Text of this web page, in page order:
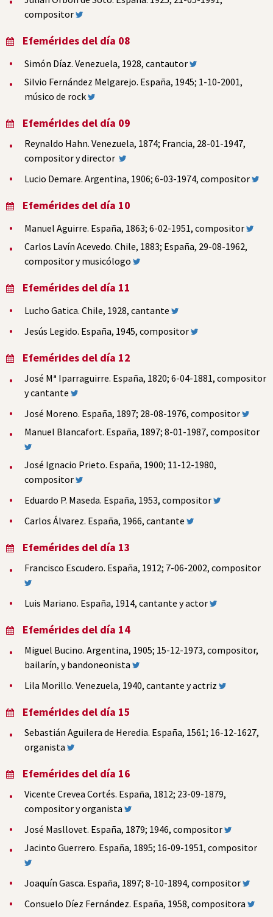
compositor
Efemérides del día 08
Simón Díaz. Venezuela, 1928, cantautor
Silvio Fernández Melgarejo. España, 1945; 1-10-2001,
músico de rock
Efemérides del día 09
Reynaldo Hahn. Venezuela, 1874; Francia, 28-01-1947,
compositor y director
Lucio Demare. Argentina, 1906; 6-03-1974, compositor
Efemérides del día 10
Manuel Aguirre. España, 1863; 6-02-1951, compositor
Carlos Lavín Acevedo. Chile, 1883; España, 29-08-1962,
compositor y musicólogo
Efemérides del día 11
Lucho Gatica. Chile, 1928, cantante
Jesús Legido. España, 1945, compositor
Efemérides del día 12
José Mª Iparraguirre. España, 1820; 6-04-1881, compositor
y cantante
José Moreno. España, 1897; 28-08-1976, compositor
Manuel Blancafort. España, 1897; 8-01-1987, compositor
José Ignacio Prieto. España, 1900; 11-12-1980,
compositor
Eduardo P. Maseda. España, 1953, compositor
Carlos Álvarez. España, 1966, cantante
Efemérides del día 13
Francisco Escudero. España, 1912; 7-06-2002, compositor
Luis Mariano. España, 1914, cantante y actor
Efemérides del día 14
Miguel Bucino. Argentina, 1905; 15-12-1973, compositor,
bailarín, y bandoneonista
Lila Morillo. Venezuela, 1940, cantante y actriz
Efemérides del día 15
Sebastián Aguilera de Heredia. España, 1561; 16-12-1627,
organista
Efemérides del día 16
Vicente Crevea Cortés. España, 1812; 23-09-1879,
compositor y organista
José Masllovet. España, 1879; 1946, compositor
Jacinto Guerrero. España, 1895; 16-09-1951, compositor
Joaquín Gasca. España, 1897; 8-10-1894, compositor
Consuelo Díez Fernández. España, 1958, compositora